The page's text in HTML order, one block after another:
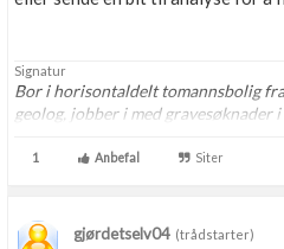
Signatur
Bor i horisontaldelt tomannsbolig
geolog, jobber i med gravesøknader i
1 Anbefal Siter
gjørdetselv04 (trådstarter)